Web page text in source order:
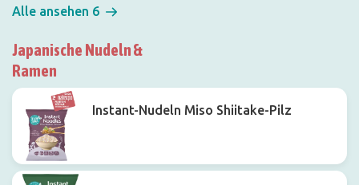
Alle ansehen 6
Japanische Nudeln &
Ramen
Instant-Nudeln Miso Shiitake-Pilz